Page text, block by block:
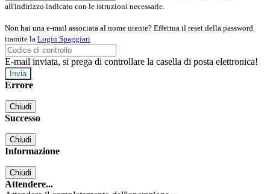
all'indirizzo indicato con le istruzioni necessarie.
Non hai una e-mail associata al nome utente? Effettua il reset della password
tramite la Login Spaggiari
E-mail inviata, si prega di controllare la casella di posta elettronica!
Errore
Chiudi
Successo
Chiudi
Informazione
Chiudi
Attendere...